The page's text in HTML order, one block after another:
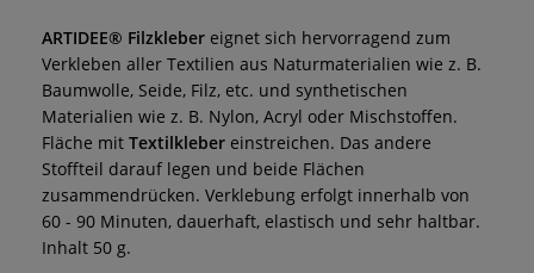
ARTIDEE® Filzkleber eignet sich hervorragend zum
Verkleben aller Textilien aus Naturmaterialien wie z. B.
Baumwolle, Seide, Filz, etc. und synthetischen
Materialien wie z. B. Nylon, Acryl oder Mischstoffen.
Fläche mit Textilkleber einstreichen. Das andere
Stoffteil darauf legen und beide Flächen
zusammendrücken. Verklebung erfolgt innerhalb von
60 - 90 Minuten, dauerhaft, elastisch und sehr haltbar.
Inhalt 50 g.